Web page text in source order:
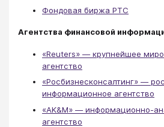
Фондовая биржа РТС
Агентства финансовой
«Reuters» — крупнейшее
агентство
«Росбизнесконсалтинг» —
информационное агентство
«AK&M» — информационно-
агентство